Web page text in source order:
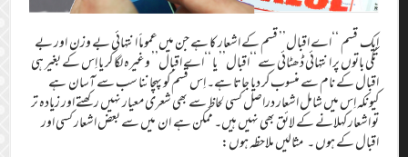
ایک قسم ‘‘اے اقبال’’ قسم کے اشعار کا ہے جن میں عموماََ انتہائی بے وزن اور بے
تُکی باتوں پر انتہائی ڈھٹائی سے ‘‘اقبال’’ یا ‘‘اے اقبال’’ وغیرہ لگا کر یا اِس کے بغیر ہی
اقبال کے نام سے منسوب کر دیا جاتا ہے۔ اِس قسم کو پہچاننا سب سے آسان ہے
کیونکہ اِس میں شامل اشعار دراصل کسی لحاظ سے بھی شعری معیار نہیں رکھتے اور زیادہ تر
تو اشعار کہلانے کے لائق بھی نہیں ہیں۔ ممکن ہے ان میں سے بعض اشعار کسی اور
اقبال کے ہوں ۔ مثالیں ملاحظہ ہوں: